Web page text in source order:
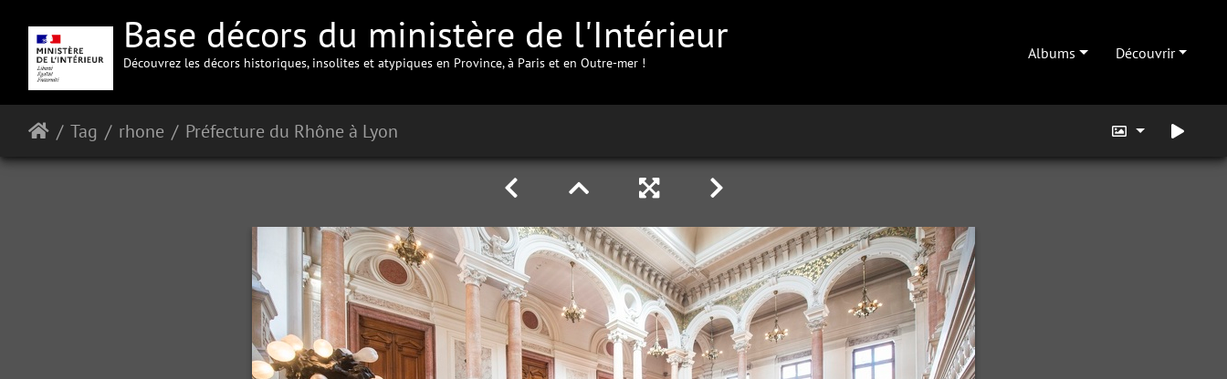
Base décors du ministère de l'Intérieur
Découvrez les décors historiques, insolites et atypiques en Province, à Paris et en Outre-mer !
Albums Découvrir
Tag rhone Préfecture du Rhône à Lyon